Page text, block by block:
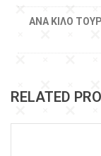
ΑΝΆ ΚΙΛΌ
RELATED